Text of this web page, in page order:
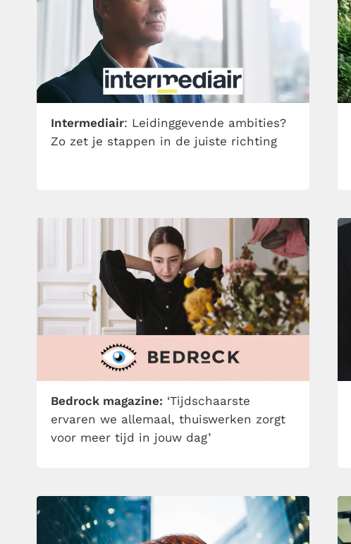
Intermediair: Leidinggevende ambities?
Zo zet je stappen in de juiste richting
Bedrock magazine: ‘Tijdschaarste
ervaren we allemaal, thuiswerken zorgt
voor meer tijd in jouw dag’